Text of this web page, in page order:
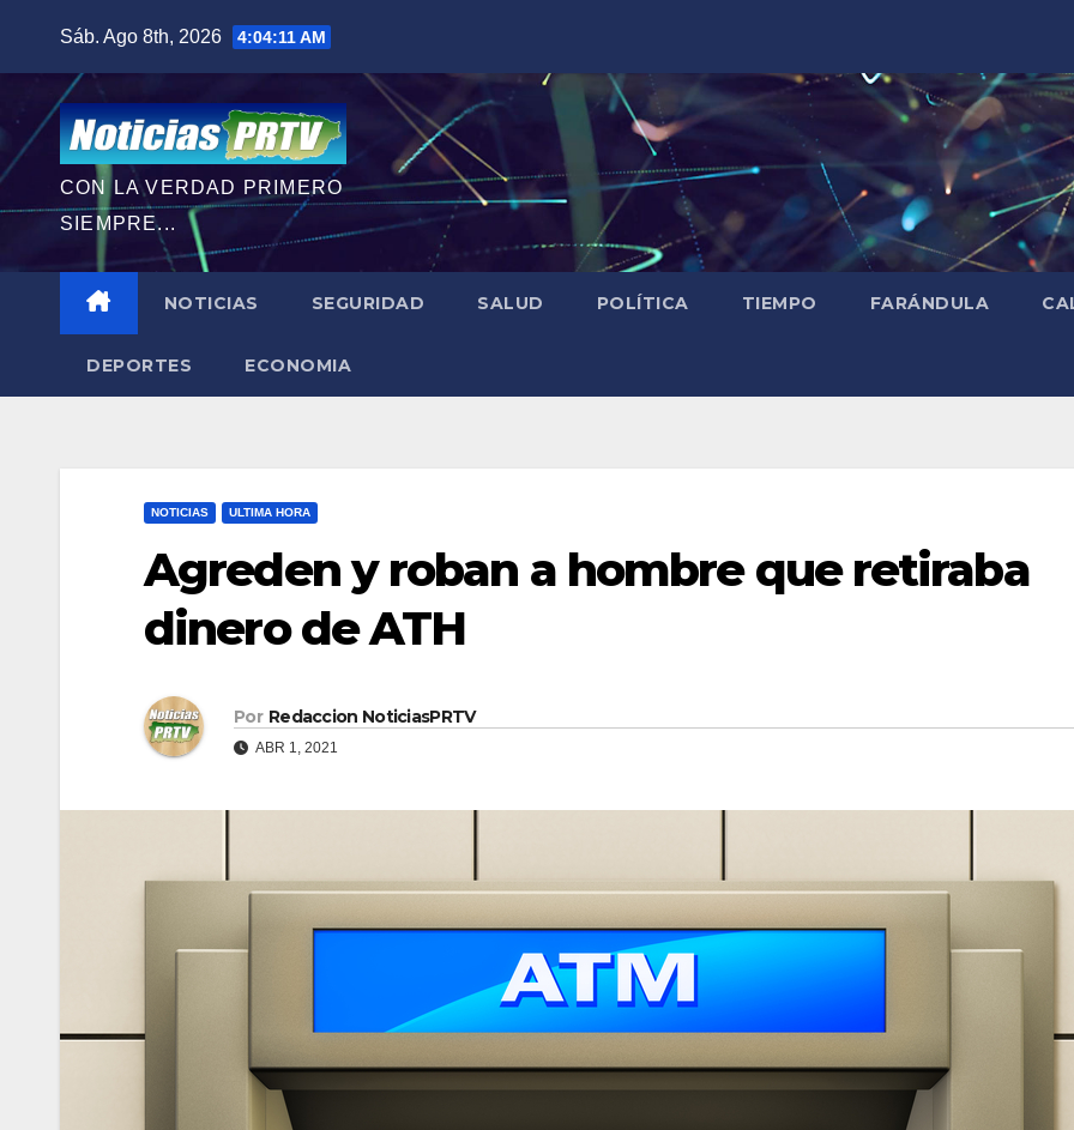
contenido
Sáb. Ago 8th, 2026 4:04:13 AM
CON LA VERDAD PRIMERO
SIEMPRE...
NOTICIAS SEGURIDAD SALUD POLÍTICA TIEMPO FARÁNDULA
DEPORTES ECONOMIA
NOTICIAS ULTIMA HORA
Agreden y roban a hombre que retiraba
dinero de ATH
Por Redaccion NoticiasPRTV
ABR 1, 2021